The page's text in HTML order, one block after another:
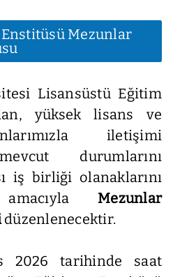
Mezunlar
Lisansüstü Eğitim
yüksek lisans ve
iletişimi
durumlarını
iş birliği olanaklarını
amacıyla Mezunlar
düzenlenecektir.
2026 tarihinde saat